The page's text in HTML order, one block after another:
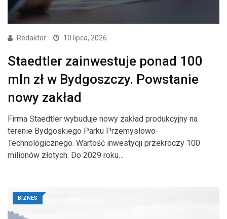
Redaktor 10 lipca, 2026
Staedtler zainwestuje ponad 100
mln zł w Bydgoszczy. Powstanie
nowy zakład
Firma Staedtler wybuduje nowy zakład produkcyjny na
terenie Bydgoskiego Parku Przemysłowo-
Technologicznego. Wartość inwestycji przekroczy 100
milionów złotych. Do 2029 roku…
BIZNES